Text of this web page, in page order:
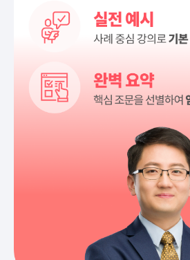
초보자도 학습하기에 어려움이 없습니다 굿!
암기법을 즉흥적으로 기억하기 쉽게 잘한다.
이해하기 좋았고 강의내용도 좋았습니다